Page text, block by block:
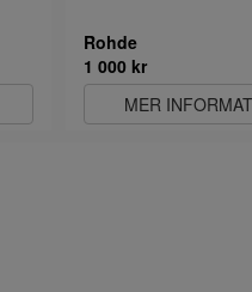
Rohde
1 000 kr
MER